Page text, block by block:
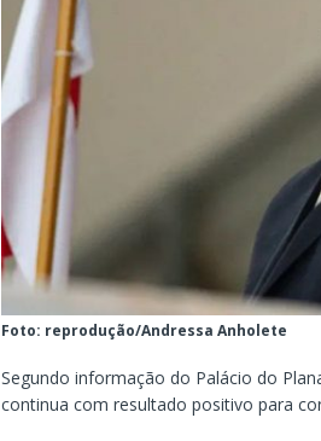
Foto: reprodução/Andressa Anholete
Segundo informação do Palácio do
continua com resultado positivo para